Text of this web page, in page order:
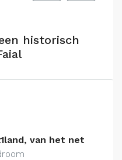
historisch
land, van het net
1